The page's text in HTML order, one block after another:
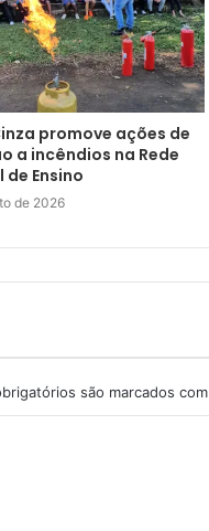
promove ações de
a incêndios na Rede
Ensino
de 2026
são marcados com